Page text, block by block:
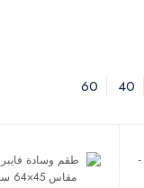
40
60